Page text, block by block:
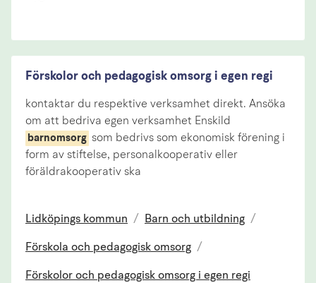
Förskolor och pedagogisk omsorg i egen regi
kontaktar du respektive verksamhet direkt. Ansöka
om att bedriva egen verksamhet Enskild
barnomsorg som bedrivs som ekonomisk förening i
form av stiftelse, personalkooperativ eller
föräldrakooperativ ska
Lidköpings kommun / Barn och utbildning /
Förskola och pedagogisk omsorg /
Förskolor och pedagogisk omsorg i egen regi